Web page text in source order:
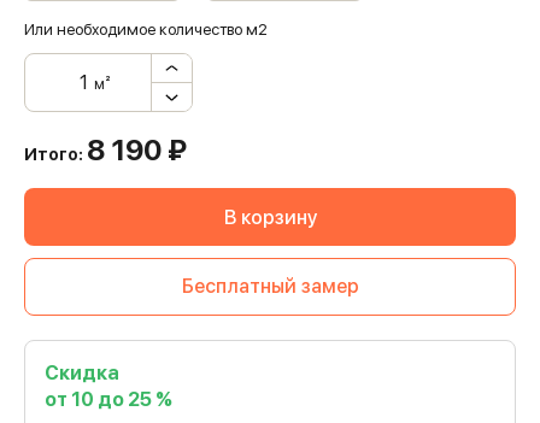
Или необходимое количество м2
м²
Итого: 8 190 ₽
В корзину
Бесплатный замер
Скидка
от 10 до 25 %